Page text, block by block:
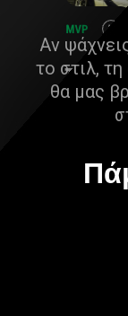
Αν
το στιλ,
θα μας